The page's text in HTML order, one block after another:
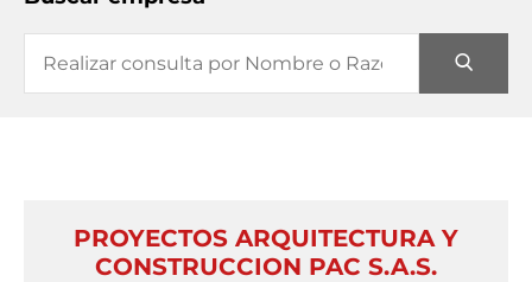
PROYECTOS ARQUITECTURA Y
CONSTRUCCION PAC S.A.S.